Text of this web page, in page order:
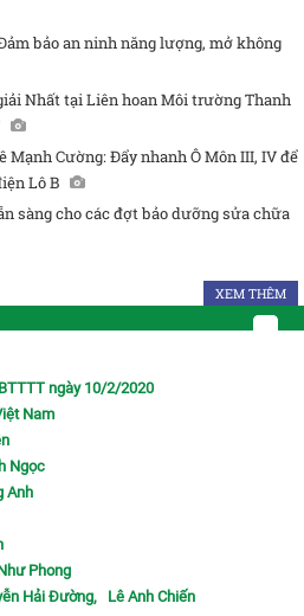
bảo an ninh năng lượng, mở không
Nhất tại Liên hoan Môi trường Thanh
Mạnh Cường: Đẩy nhanh Ô Môn III, IV để
Lô B
sàng cho các đợt bảo dưỡng sửa chữa
XEM THÊM
ngày 10/2/2020
Nam
Ngọc
Anh
Phong
Hải Đường, Lê Anh Chiến